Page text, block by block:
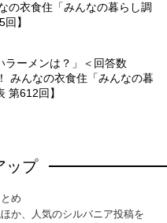
の衣食住「みんなの暮らし調
】
ラーメンは？」＜回答数
みんなの衣食住「みんなの暮
第612回】
ップ
め
ほか、人気のシルバニア投稿を